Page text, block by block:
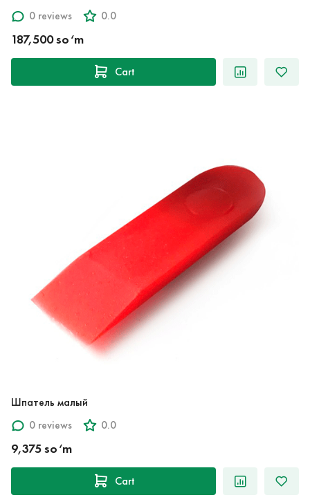
0 reviews
0.0
187,500 so‘m
Cart
Шпатель малый
0 reviews
0.0
9,375 so‘m
Cart